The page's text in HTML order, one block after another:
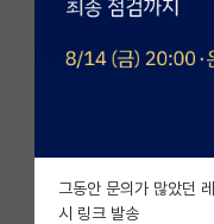
전체글보기
베스트 게시판
자유 게시판(아무개
미국 유학 게시판
그동안 문의가 많았던
시 링크 발송